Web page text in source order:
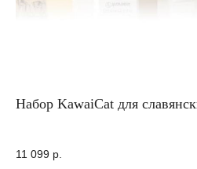
Набор KawaiCat для
11 099 р.